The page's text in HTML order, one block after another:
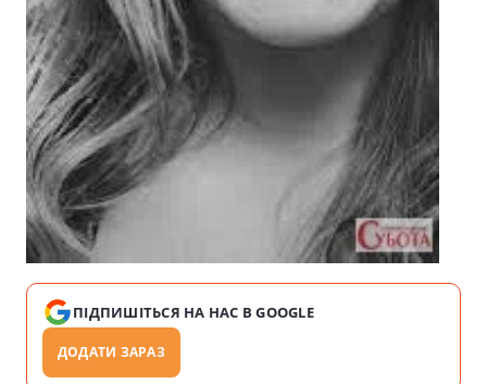
ПІДПИШІТЬСЯ НА НАС В GOOGLE
ДОДАТИ ЗАРАЗ